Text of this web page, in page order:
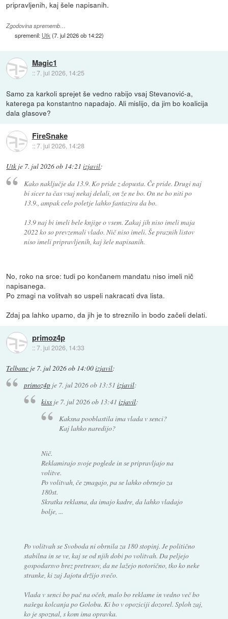
pripravljenih, kaj šele napisanih.
Zgodovina sprememb…
spremenil: Utk (7. jul 2026 ob 14:22)
Magic1
::7. jul 2026, 14:25
Samo za karkoli sprejet še vedno rabijo vsaj Stevanović-a,
katerega pa konstantno napadajo. Ali mislijo, da jim bo koalicija
dala glasove?
FireSnake
::7. jul 2026, 14:28
Utk je 7. jul 2026 ob 14:21 izjavil:
Kako naključje da 13.9. Ko pride z dopusta. Če pride. Drugi naj
bi sicer ta čas vsaj nekaj delali, on že ne bo. On ne bo niti po
13.9., ampak celo poletje lahko fantazira da bo.
13.9 naj bi imeli bele knjige o vsem. Zakaj jih niso imeli maja
2022 ko so prevzemali vlado. Nič niso imeli. Še praznih listov
niso imeli pripravljenih, kaj šele napisanih.
No, roko na srce: tudi po končanem mandatu niso imeli nič
napisanega.
Po zmagi na volitvah so uspeli nakracati dva lista.
Zdaj pa lahko upamo, da jih je to streznilo in bodo začeli delati.
primoz4p
::7. jul 2026, 14:33
Telbanc je 7. jul 2026 ob 14:00izjavil:
primoz4pje 7. jul 2026 ob 13:51 izjavil:
kixs je 7. jul 2026 ob 13:41 izjavil:
Kaksna pooblastila ima vlada v senci?
Kaj lahko naredijo?
Nič.
Reklamirajo svoje poglede in se pripravljajo na
volitve.
Po volitvah, če zmagajo, pa se lahko obrnejo za
180st.
Skratka reklama, da imajo kadre, da lahko vladajo
bolje, ...
Po volitvah se Svoboda ni obrnila za 180 stopinj. Je politično
stabilna in se ve, kaj se od njih dobi po volitvah. Da peljejo
gospodarsvo brez pretresov, da ne lažejo notorično, tko ko neke
stranke, ki zaj Jajotu držijo svečo.
Vlada v senci bo pač na očeh, malo bo reklame in vedno več bo
našega kolcanja po Golobu. Ki bo v opoziciji dozorel. Sploh zaj,
ko je spoznal, s kom ima opravka.